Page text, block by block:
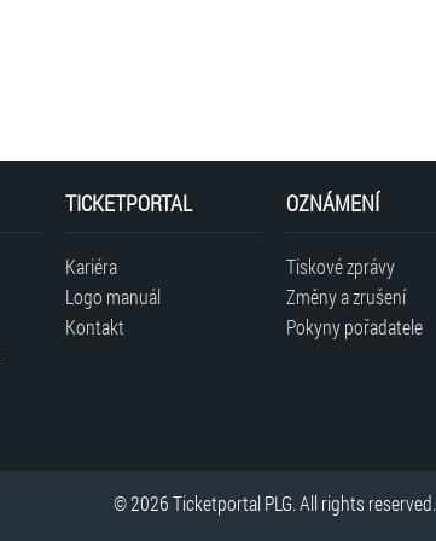
TICKETPORTAL
Kariéra
Logo manuál
Kontakt
OZNÁMENÍ
Tiskové zprávy
Změny a zrušení
Pokyny pořadatele
© 2026 Ticketportal PLG. All rights reserved.